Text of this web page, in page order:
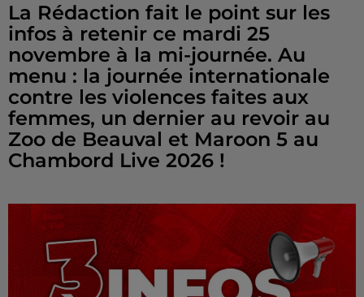
La Rédaction fait le point sur les
infos à retenir ce mardi 25
novembre à la mi-journée. Au
menu : la journée internationale
contre les violences faites aux
femmes, un dernier au revoir au
Zoo de Beauval et Maroon 5 au
Chambord Live 2026 !